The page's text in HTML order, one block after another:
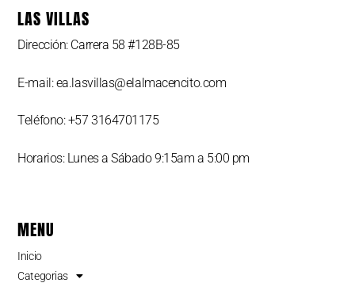
LAS VILLAS
Dirección: Carrera 58 #128B-85
E-mail: ea.lasvillas@elalmacencito.com
Teléfono: +57 3164701175
Horarios: Lunes a Sábado 9:15am a 5:00 pm
MENU
Inicio
Categorias